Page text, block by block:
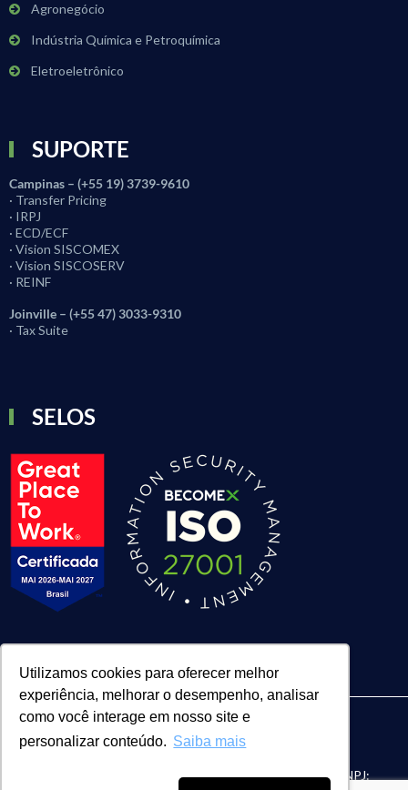
Utilizamos cookies para oferecer melhor
experiência, melhorar o desempenho, analisar
como você interage em nosso site e
personalizar conteúdo. Saiba mais
Agronegócio
Indústria Química e Petroquímica
Eletroeletrônico
SUPORTE
Campinas – (+55 19) 3739-9610
· Transfer Pricing
· IRPJ
· ECD/ECF
· Vision SISCOMEX
· Vision SISCOSERV
· REINF
Joinville – (+55 47) 3033-9310
· Tax Suite
SELOS
| BECOMEX CONSULTORIA LTDA. | CNPJ: